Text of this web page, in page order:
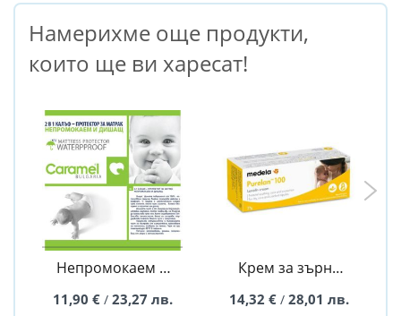
Намерихме още продукти,
които ще ви харесат!
Непромокаем и
протектор за
11,90 €/ 23,27 лв.
Крем за зърна
MEDELA-37гр.
14,32 €/ 28,01 лв.